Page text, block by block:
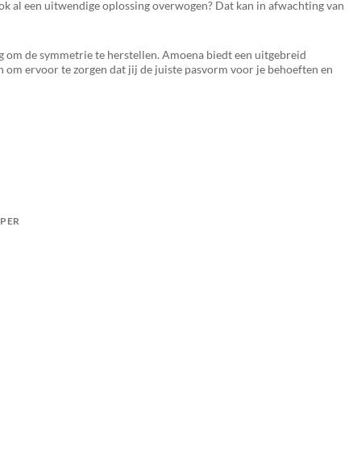
al een uitwendige oplossing overwogen? Dat kan in afwachting van
de symmetrie te herstellen. Amoena biedt een uitgebreid
ervoor te zorgen dat jij de juiste pasvorm voor je behoeften en